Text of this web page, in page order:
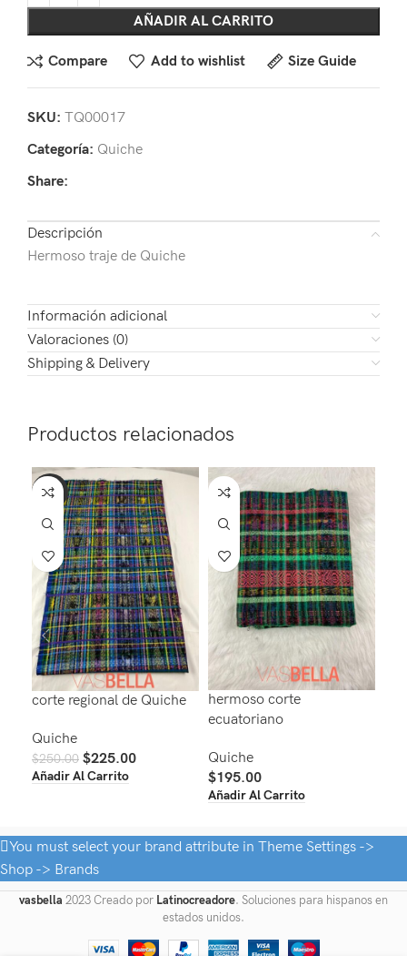
AÑADIR AL CARRITO
Compare Add to wishlist Size Guide
SKU: TQ00017
Categoría: Quiche
Share:
Descripción
Hermoso traje de Quiche
Información adicional
Valoraciones (0)
Shipping & Delivery
Productos relacionados
-10%
corte regional de Quiche
Quiche
$250.00 $225.00
Añadir Al Carrito
hermoso corte
ecuatoriano
Quiche
$195.00
Añadir Al Carrito
You must select your brand attribute in Theme Settings ->
Shop -> Brands
vasbella 2023 Creado por Latinocreadore. Soluciones para hispanos en
estados unidos.